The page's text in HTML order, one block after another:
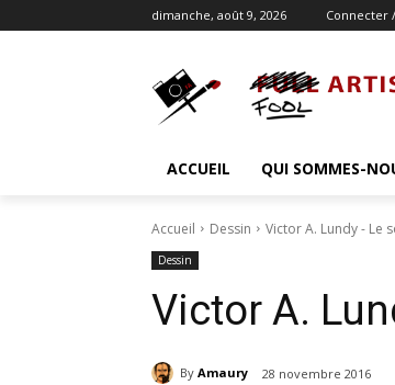
dimanche, août 9, 2026 Connecter
ACCUEIL QUI SOMMES-
Accueil Dessin Victor A. Lundy - Le
Dessin
Victor A.
By Amaury 28 novembre 2016